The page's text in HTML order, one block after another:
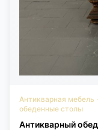
Антикварная мебель
обеденные столы
Антикварный